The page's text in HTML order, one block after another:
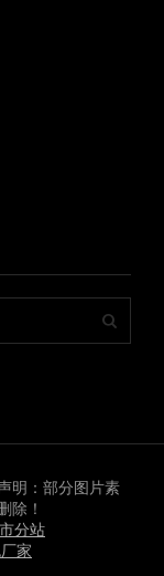
明：部分图片素
除！
分站
家